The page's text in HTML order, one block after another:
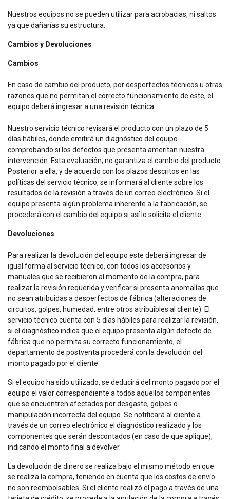
Nuestros equipos no se pueden utilizar para acrobacias, ni saltos
ya que dañarías su estructura.
Cambios y Devoluciones
Cambios
En caso de cambio del producto, por desperfectos técnicos u otras
razones que no permitan el correcto funcionamiento de este, el
equipo deberá ingresar a una revisión técnica.
Nuestro servicio técnico revisará el producto con un plazo de 5
días hábiles, donde emitirá un diagnóstico del equipo
comprobando si los defectos que presenta ameritan nuestra
intervención. Esta evaluación, no garantiza el cambio del producto.
Posterior a ella, y de acuerdo con los plazos descritos en las
políticas del servicio técnico, se informará al cliente sobre los
resultados de la revisión a través de un correo electrónico. Si el
equipo presenta algún problema inherente a la fabricación, se
procederá con el cambio del equipo si así lo solicita el cliente.
Devoluciones
Para realizar la devolución del equipo este deberá ingresar de
igual forma al servicio técnico, con todos los accesorios y
manuales que se recibieron al momento de la compra, para
realizar la revisión requerida y verificar si presenta anomalías que
no sean atribuidas a desperfectos de fábrica (alteraciones de
circuitos, golpes, humedad, entre otros atribuibles al cliente). El
servicio técnico cuenta con 5 días hábiles para realizar la revisión,
si el diagnóstico indica que el equipo presenta algún defecto de
fábrica que no permita su correcto funcionamiento, el
departamento de postventa procederá con la devolución del
monto pagado por el cliente.
Si el equipo ha sido utilizado, se deducirá del monto pagado por el
equipo el valor correspondiente a todos aquellos componentes
que se encuentren afectados por desgaste, golpes o
manipulación incorrecta del equipo. Se notificará al cliente a
través de un correo electrónico el diagnóstico realizado y los
componentes que serán descontados (en caso de que aplique),
indicando el monto final a devolver.
La devolución de dinero se realiza bajo el mismo método en que
se realiza la compra, teniendo en cuenta que los costos de envío
no son reembolsables. Si el cliente realizó el pago a través de una